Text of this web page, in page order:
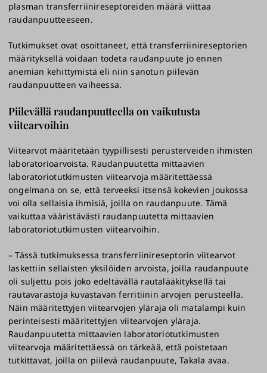
plasman transferriinireseptoreiden määrä viittaa
raudanpuutteeseen.
Tutkimukset ovat osoittaneet, että transferriinireseptorien
määrityksellä voidaan todeta raudanpuute jo ennen
anemian kehittymistä eli niin sanotun piilevän
raudanpuutteen vaiheessa.
Piilevällä raudanpuutteella on vaikutusta
viitearvoihin
Viitearvot määritetään tyypillisesti perusterveiden ihmisten
laboratorioarvoista. Raudanpuutetta mittaavien
laboratoriotutkimusten viitearvoja määritettäessä
ongelmana on se, että terveeksi itsensä kokevien joukossa
voi olla sellaisia ihmisiä, joilla on raudanpuute. Tämä
vaikuttaa vääristävästi raudanpuutetta mittaavien
laboratoriotutkimusten viitearvoihin.
– Tässä tutkimuksessa transferriinireseptorin viitearvot
laskettiin sellaisten yksilöiden arvoista, joilla raudanpuute
oli suljettu pois joko edeltävällä rautalääkityksellä tai
rautavarastoja kuvastavan ferritiinin arvojen perusteella.
Näin määritettyjen viitearvojen yläraja oli matalampi kuin
perinteisesti määritettyjen viitearvojen yläraja.
Raudanpuutetta mittaavien laboratoriotutkimusten
viitearvoja määritettäessä on tärkeää, että poistetaan
tutkittavat, joilla on piilevä raudanpuute, Takala avaa.